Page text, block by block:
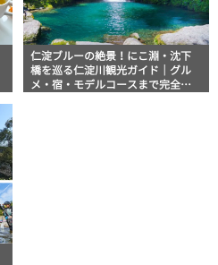
仁淀ブルーの絶景！にこ淵・沈下
橋を巡る仁淀川観光ガイド｜グル
メ・宿・モデルコースまで完全網